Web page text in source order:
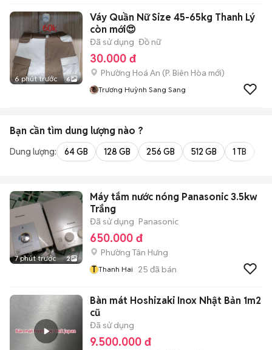
6 phút trước 6
Váy Quần Nữ Size 45-65kg Thanh Lý
còn mới😍
Đã sử dụng Đồ nữ
30.000 đ
Phường Hoá An (P. Biên Hòa mới)
Trương Huỳnh Sang Sang
Bạn cần tìm dung lượng nào ?
Dung lượng: 64 GB 128 GB 256 GB 512 GB 1 TB
7 phút trước 2
Máy tắm nước nóng Panasonic 3.5kw
Trắng
Đã sử dụng Panasonic
650.000 đ
Phường Tân Hưng
T Thanh Hai 25 đã bán
Bàn mát Hoshizaki Inox Nhật Bản 1m2
cũ
Đã sử dụng
9.500.000 đ